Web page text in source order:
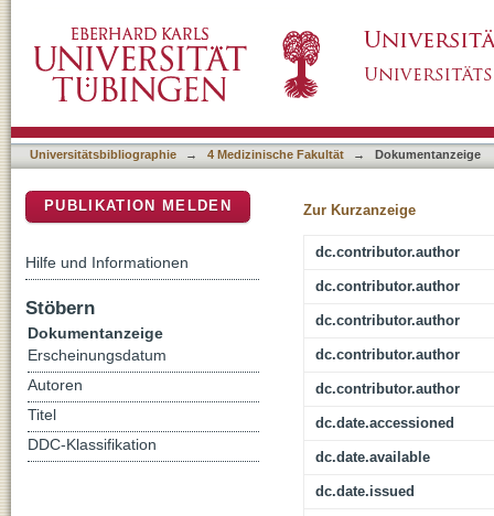
Universitätsbibliographie → 4 Medizinische Fakultät → Dokumentanzeige
Zur Kurzanzeige
dc.contributor.author
dc.contributor.author
dc.contributor.author
dc.contributor.author
dc.contributor.author
dc.date.accessioned
dc.date.available
dc.date.issued
PUBLIKATION MELDEN
Hilfe und Informationen
Stöbern
Dokumentanzeige
Erscheinungsdatum
Autoren
Titel
DDC-Klassifikation